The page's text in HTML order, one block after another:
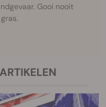
Gooi nooit